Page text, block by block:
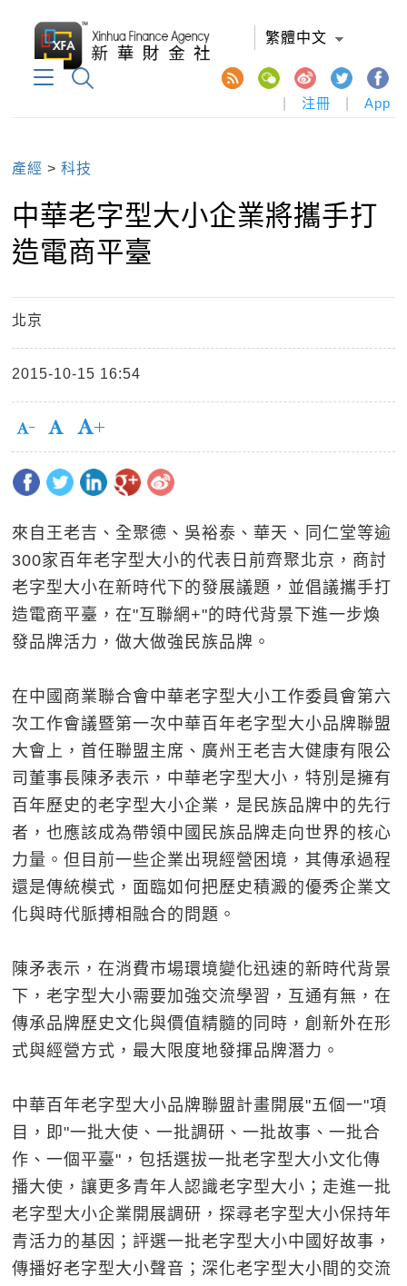
繁體中文
注冊 App
產經 >科技
中華老字型大小企業將攜手打
造電商平臺
北京
2015-10-15 16:54
來自王老吉、全聚德、吳裕泰、華天、同仁堂等逾
300家百年老字型大小的代表日前齊聚北京，商討
老字型大小在新時代下的發展議題，並倡議攜手打
造電商平臺，在"互聯網+"的時代背景下進一步煥
發品牌活力，做大做強民族品牌。
在中國商業聯合會中華老字型大小工作委員會第六
次工作會議暨第一次中華百年老字型大小品牌聯盟
大會上，首任聯盟主席、廣州王老吉大健康有限公
司董事長陳矛表示，中華老字型大小，特別是擁有
百年歷史的老字型大小企業，是民族品牌中的先行
者，也應該成為帶領中國民族品牌走向世界的核心
力量。但目前一些企業出現經營困境，其傳承過程
還是傳統模式，面臨如何把歷史積澱的優秀企業文
化與時代脈搏相融合的問題。
陳矛表示，在消費市場環境變化迅速的新時代背景
下，老字型大小需要加強交流學習，互通有無，在
傳承品牌歷史文化與價值精髓的同時，創新外在形
式與經營方式，最大限度地發揮品牌潛力。
中華百年老字型大小品牌聯盟計畫開展"五個一"項
目，即"一批大使、一批調研、一批故事、一批合
作、一個平臺"，包括選拔一批老字型大小文化傳
播大使，讓更多青年人認識老字型大小；走進一批
老字型大小企業開展調研，探尋老字型大小保持年
青活力的基因；評選一批老字型大小中國好故事，
傳播好老字型大小聲音；深化老字型大小間的交流